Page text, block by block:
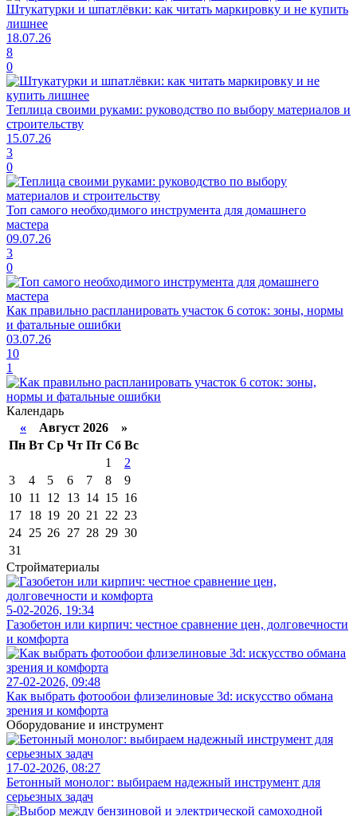
Штукатурки и шпатлёвки: как читать маркировку и не купить
лишнее
18.07.26
8
0
Теплица своими руками: руководство по выбору материалов и
строительству
15.07.26
3
0
Топ самого необходимого инструмента для домашнего
мастера
09.07.26
3
0
Как правильно распланировать участок 6 соток: зоны, нормы
и фатальные ошибки
03.07.26
10
1
Календарь
« Август 2026 »
Пн Вт Ср Чт Пт Сб Вс
1
2
3
4 5 6 7 8
9
10 11 12 13 14 15 16
17 18 19 20 21 22 23
24 25 26 27 28 29 30
31
Стройматериалы
5-02-2026, 19:34
Газобетон или кирпич: честное сравнение цен, долговечности
и комфорта
27-02-2026, 09:48
Как выбрать фотообои флизелиновые 3d: искусство обмана
зрения и комфорта
Оборудование и инструмент
17-02-2026, 08:27
Бетонный монолог: выбираем надежный инструмент для
серьезных задач